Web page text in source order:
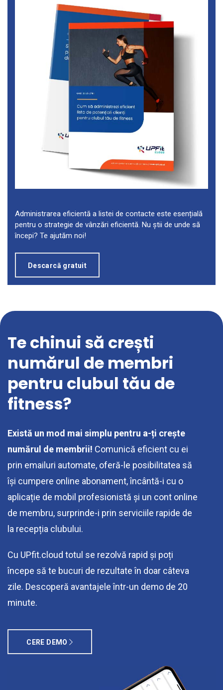
Administrarea eficientă a listei de contacte este esențială
pentru o strategie de vânzări eficientă. Nu știi de unde să
începi? Te ajutăm noi!
Descarcă gratuit
Te chinui să crești
numărul de membri
pentru clubul tău de
fitness?
Există un mod mai simplu pentru a-ți crește
numărul de membrii! Comunică eficient cu ei
prin emailuri automate, oferă-le posibilitatea să
își cumpere online abonament, încântă-i cu o
aplicație de mobil profesionistă și un cont online
de membru, surprinde-i prin serviciile rapide de
la recepția clubului.
Cu UPfit.cloud totul se rezolvă rapid și poți
începe să te bucuri de rezultate în doar câteva
zile. Descoperă avantajele într-un demo de 20
minute.
CERE DEMO